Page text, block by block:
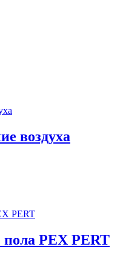
воздуха
пола PEX PERT